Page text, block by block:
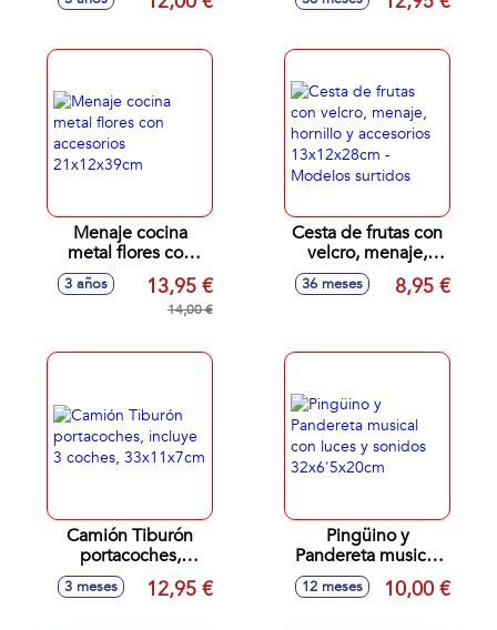
accesorios,
Menaje cocina
metal flores con
accesorios
21x12x39cm
3 años 13,95 €
14,00 €
Cesta de frutas con
velcro, menaje,
hornillo y
accesorios
36 meses 8,95 €
Camión Tiburón
portacoches,
incluye 3 coches,
33x11x7cm
3 meses 12,95 €
Pingüino y
Pandereta musical
con luces y sonidos
32x6'5x20cm
12 meses 10,00 €